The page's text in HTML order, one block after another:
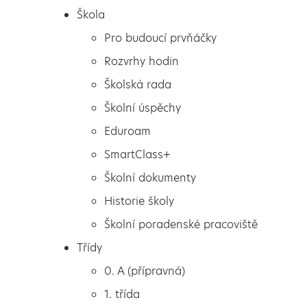
Pro budoucí prvňáčky
Rozvrhy hodin
Školská rada
Škola
Pro budoucí prvňáčky
Rozvrhy hodin
Školská rada
Školní úspěchy
Eduroam
SmartClass+
Školní dokumenty
Historie školy
Školní poradenské pracoviště
Třídy
0. A (přípravná)
1. třída
Tvořivost